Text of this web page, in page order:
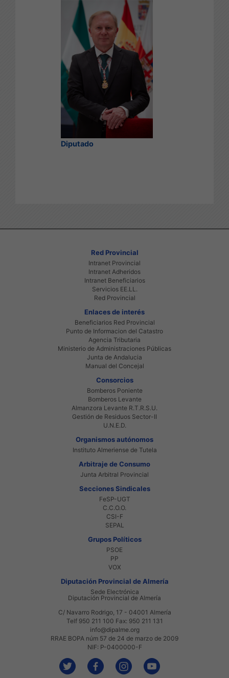
Diputado
Red Provincial
Intranet Provincial
Intranet Adheridos
Intranet Beneficiarios
Servicios EE.LL.
Red Provincial
Enlaces de interés
Beneficiarios Red Provincial
Punto de Informacion del Catastro
Agencia Tributaria
Ministerio de Administraciones Públicas
Junta de Andalucia
Manual del Concejal
Consorcios
Bomberos Poniente
Bomberos Levante
Almanzora Levante R.T.R.S.U.
Gestión de Residuos Sector-II
U.N.E.D.
Organismos autónomos
Instituto Almeriense de Tutela
Arbitraje de Consumo
Junta Arbitral Provincial
Secciones Sindicales
FeSP-UGT
C.C.O.O.
CSI-F
SEPAL
Grupos Políticos
PSOE
PP
VOX
Diputación Provincial de Almería
Sede Electrónica
Diputación Provincial de Almería
C/ Navarro Rodrigo, 17 - 04001 Almería
Telf 950 211 100 Fax: 950 211 131
info@dipalme.org
RRAE BOPA núm 57 de 24 de marzo de 2009
NIF: P-0400000-F